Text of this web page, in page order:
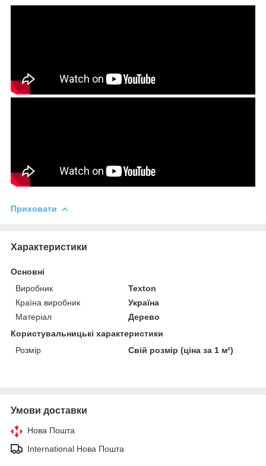
Приховати
Характеристики
Основні
Виробник
Texton
Країна виробник
Україна
Матеріал
Дерево
Користувальницькі характеристики
Розмір
Свій розмір (ціна за 1 м²)
Умови доставки
Нова Пошта
International Нова Пошта